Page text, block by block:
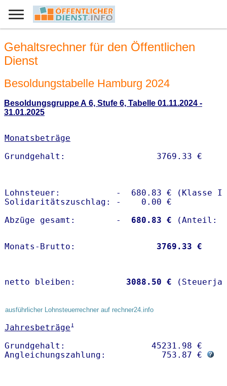
Gehaltsrechner für den Öffentlichen
Dienst
Besoldungstabelle Hamburg 2024
Besoldungsgruppe A 6, Stufe 6, Tabelle 01.11.2024 -
31.01.2025
Monatsbeträge
Lohnsteuer:           -  680.83 € (Klasse I)
Solidaritätszuschlag: -    0.00 €
Abzüge gesamt:        -
  680.83 €
Monats-Brutto: 3769.33 €
netto bleiben: 3088.50 €
ausführlicher Lohnsteuerrechner auf rechner24.info
Jahresbeträge1
Grundgehalt:                 45231.98 €
Angleichungszahlung:           753.87 €